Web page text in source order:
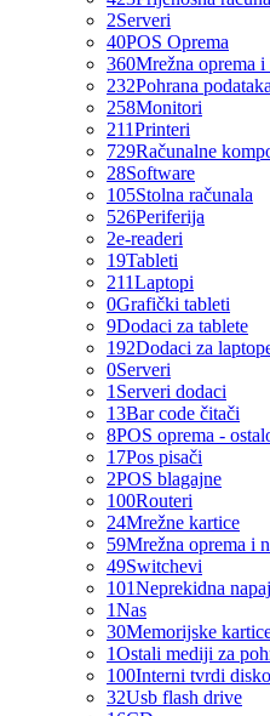
2Serveri
40POS Oprema
360Mrežna oprema i
232Pohrana podataka
258Monitori
211Printeri
729Računalne
28Software
105Stolna računala
526Periferija
2e-readeri
19Tableti
211Laptopi
0Grafički tableti
9Dodaci za tablete
192Dodaci za
0Serveri
1 Serveri dodaci
13Bar code čitači
8POS oprema -
17Pos pisači
2POS blagajne
100Routeri
24Mrežne kartice
59Mrežna oprema i
49Switchevi
101Neprekidna
1Nas
30Memorijske
1Ostali mediji za
100Interni tvrdi
32Usb flash drive